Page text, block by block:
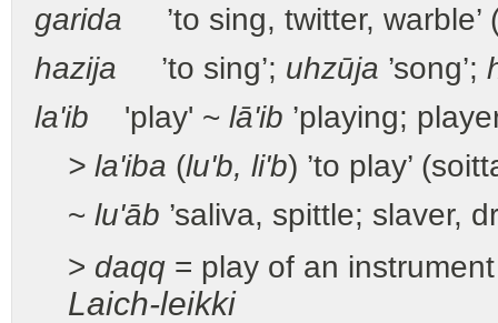
garida ’to sing, twitter, warble’
hazija ’to sing’; uhzūja ’song’;
la'ib 'play' ~ lā'ib ’playing;
> la'iba (lu'b, li'b) ’to play’
~ lu'āb ’saliva, spittle; slaver,
> daqq = play of an
Laich-leikki